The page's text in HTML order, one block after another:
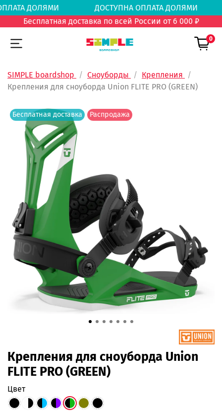
ОПЛАТА ДОЛЯМИ
ДОСТУПНА ОПЛАТА
Бесплатная доставка по всей России от 6 000 ₽
0
SIMPLE boardshop Сноуборды
Крепления
Крепления для сноуборда Union FLITE PRO (GREEN)
Бесплатная доставка Распродажа
Крепления для сноуборда Union
FLITE PRO (GREEN)
цвет